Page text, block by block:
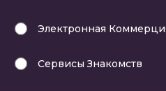
Электронная
Сервисы Знакомств